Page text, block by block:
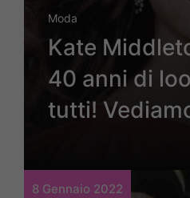
Moda
Kate
40 anni di
tutti!
8 Gennaio 2022